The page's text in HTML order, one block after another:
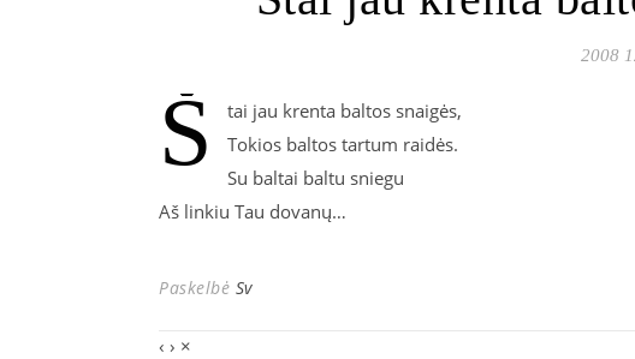
2008
Š
tai jau krenta baltos snaigės,
Tokios baltos tartum raidės.
Su baltai baltu sniegu
Aš linkiu Tau dovanų…
Paskelbė Sv
‹ › ×